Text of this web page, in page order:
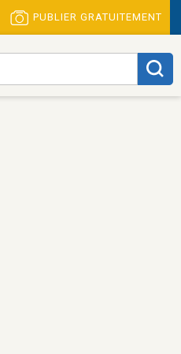
PUBLIER GRATUITEMENT